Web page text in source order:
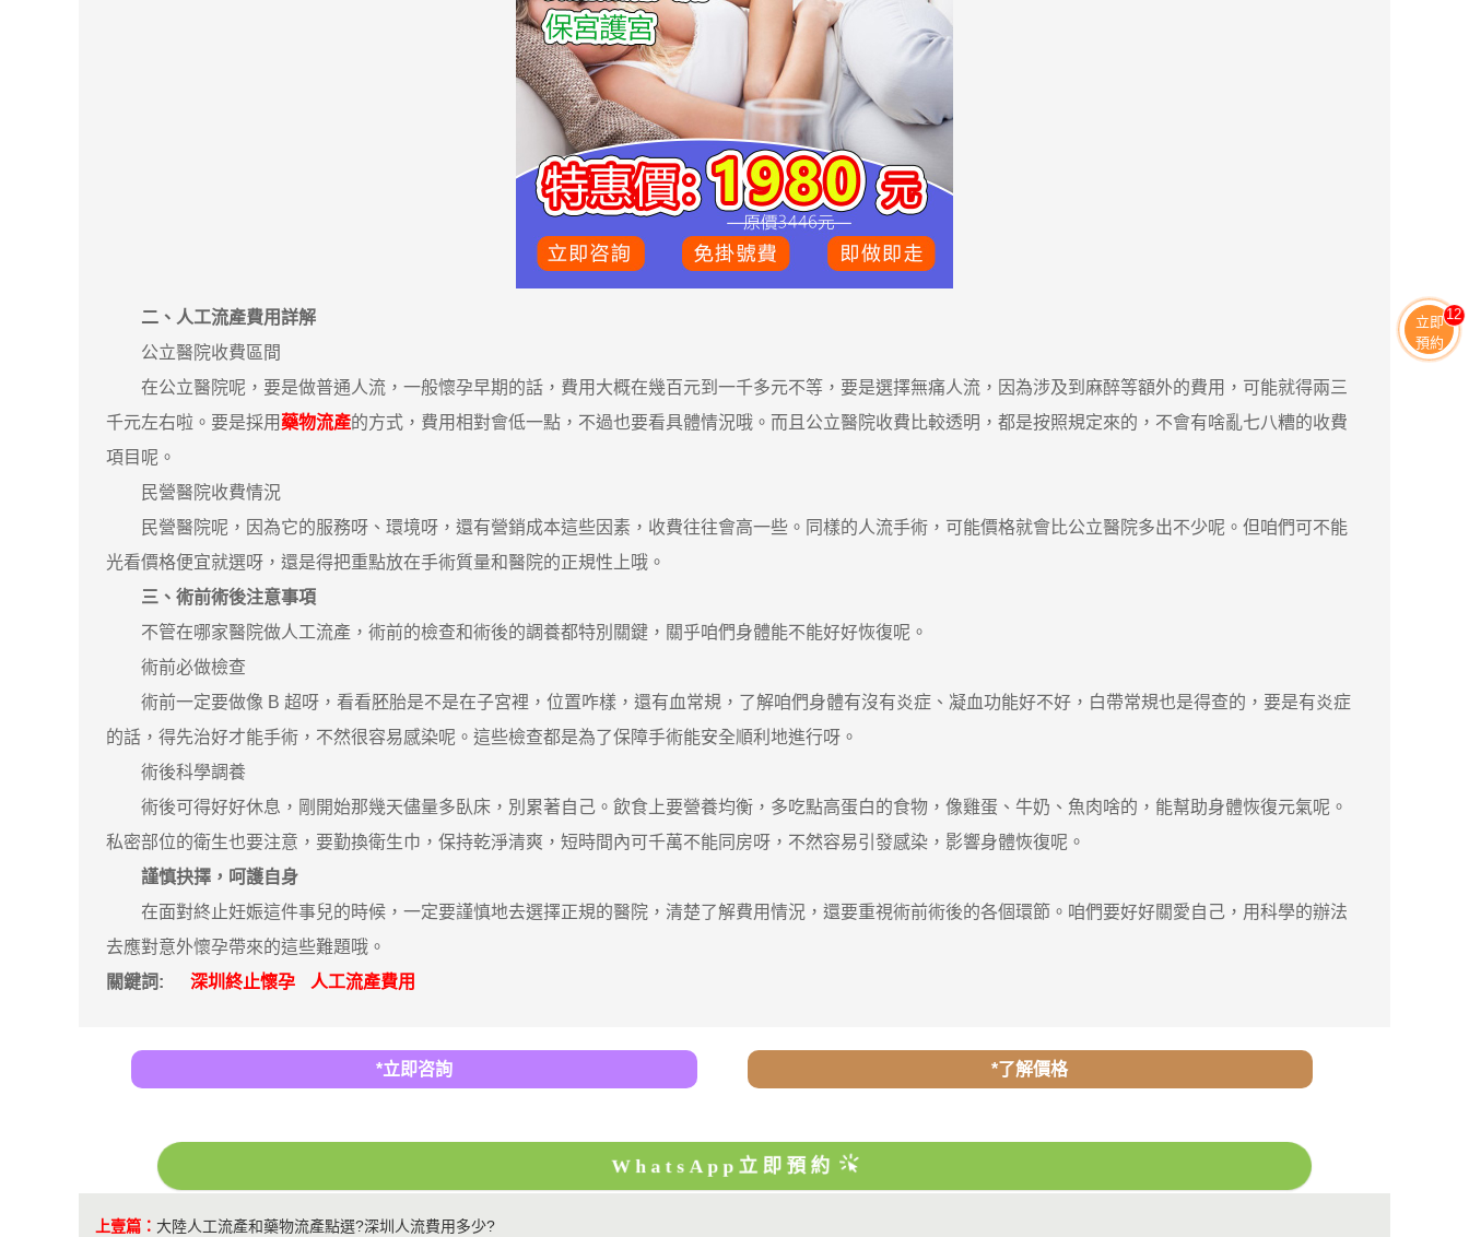
二、人工流產費用詳解
公立醫院收費區間
在公立醫院呢，要是做普通人流，一般懷孕早期的話，費用大概在幾百元到一千多元不等，要是選擇無痛人流，因為涉及到麻醉等額外的費用，可能就得兩三
千元左右啦。要是採用 藥物流產的方式，費用相對會低一點，不過也要看具體情況哦。而且公立醫院收費比較透明，都是按照規定來的，不會有啥亂七八糟的收費
項目呢。
民營醫院收費情況
民營醫院呢，因為它的服務呀、環境呀，還有營銷成本這些因素，收費往往會高一些。同樣的人流手術，可能價格就會比公立醫院多出不少呢。但咱們可不能
光看價格便宜就選呀，還是得把重點放在手術質量和醫院的正規性上哦。
三、術前術後注意事項
不管在哪家醫院做人工流產，術前的檢查和術後的調養都特別關鍵，關乎咱們身體能不能好好恢復呢。
術前必做檢查
術前一定要做像 B 超呀，看看胚胎是不是在子宮裡，位置咋樣，還有血常規，了解咱們身體有沒有炎症、凝血功能好不好，白帶常規也是得查的，要是有炎症
的話，得先治好才能手術，不然很容易感染呢。這些檢查都是為了保障手術能安全順利地進行呀。
術後科學調養
術後可得好好休息，剛開始那幾天儘量多臥床，別累著自己。飲食上要營養均衡，多吃點高蛋白的食物，像雞蛋、牛奶、魚肉啥的，能幫助身體恢復元氣呢。
私密部位的衛生也要注意，要勤換衛生巾，保持乾淨清爽，短時間內可千萬不能同房呀，不然容易引發感染，影響身體恢復呢。
謹慎抉擇，呵護自身
在面對終止妊娠這件事兒的時候，一定要謹慎地去選擇正規的醫院，清楚了解費用情況，還要重視術前術後的各個環節。咱們要好好關愛自己，用科學的辦法
去應對意外懷孕帶來的這些難題哦。
關鍵詞:
深圳終止懷孕 人工流產費用
*立即咨詢 *了解價格
WhatsApp立即預約
上壹篇： 大陸人工流產和藥物流產點選?深圳人流費用多少?
立即
預約
13